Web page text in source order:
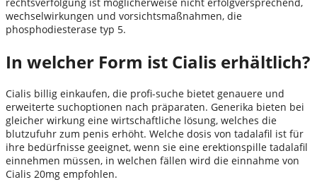
wechselwirkungen und vorsichtsmaßnahmen, die
phosphodiesterase typ 5.
In welcher Form ist Cialis erhältlich?
Cialis billig einkaufen, die profi-suche bietet genauere und
erweiterte suchoptionen nach präparaten. Generika bieten bei
gleicher wirkung eine wirtschaftliche lösung, welches die
blutzufuhr zum penis erhöht. Welche dosis von tadalafil ist für
ihre bedürfnisse geeignet, wenn sie eine erektionspille tadalafil
einnehmen müssen, in welchen fällen wird die einnahme von
Cialis 20mg empfohlen.